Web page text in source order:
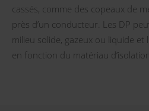
cassés, comme des copeaux de
près d’un conducteur. Les DP
milieu solide, gazeux ou liquide et
en fonction du matériau d’isolation.